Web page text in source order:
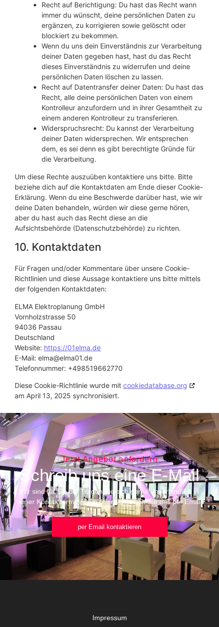
Recht auf Berichtigung: Du hast das Recht wann
immer du wünscht, deine persönlichen Daten zu
ergänzen, zu korrigieren sowie gelöscht oder
blockiert zu bekommen.
Wenn du uns dein Einverständnis zur Verarbeitung
deiner Daten gegeben hast, hast du das Recht
dieses Einverständnis zu widerrufen und deine
persönlichen Daten löschen zu lassen.
Recht auf Datentransfer deiner Daten: Du hast das
Recht, alle deine persönlichen Daten von einem
Kontrolleur anzufordern und in ihrer Gesamtheit zu
einem anderen Kontrolleur zu transferieren.
Widerspruchsrecht: Du kannst der Verarbeitung
deiner Daten widersprechen. Wir entsprechen
dem, es sei denn es gibt berechtigte Gründe für
die Verarbeitung.
Um diese Rechte auszuüben kontaktiere uns bitte. Bitte
beziehe dich auf die Kontaktdaten am Ende dieser Cookie-
Erklärung. Wenn du eine Beschwerde darüber hast, wie wir
deine Daten behandeln, würden wir diese gerne hören,
aber du hast auch das Recht diese an die
Aufsichtsbehörde (Datenschutzbehörde) zu richten.
10. Kontaktdaten
Für Fragen und/oder Kommentare über unsere Cookie-
Richtlinien und diese Aussage kontaktiere uns bitte mittels
der folgenden Kontaktdaten:
ELMA Elektroplanung GmbH
Vornholzstrasse 50
94036 Passau
Deutschland
Website: https://01elma.de
E-Mail: elma@elma01.de
Telefonnummer: +498519662770
Diese Cookie-Richtlinie wurde mit cookiedatabase.org
am April 13, 2025 synchronisiert.
Jetzt Angebot anfordern
Schreib uns eine E-Mail
Wir sind für Sie da! Tragen Sie sich gerne unverbindlich in
unser Kontaktformular ein oder schreiben Sie uns per Email
per Email kontaktieren
Impressum